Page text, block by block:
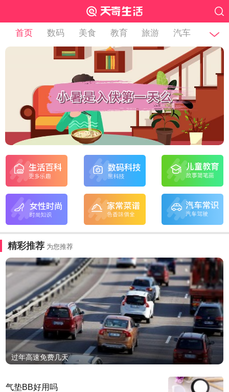
首页 数码 美食 教育 旅游 汽车
精彩推荐 为您推荐
过年高速免费几天
气垫BB好用吗